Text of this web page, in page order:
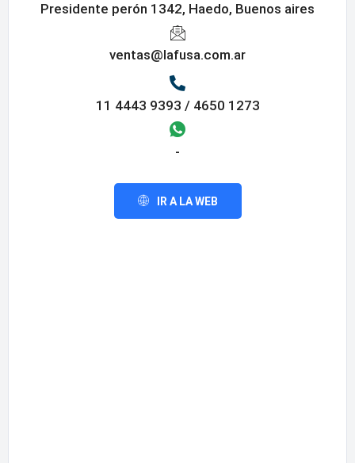
Presidente perón 1342, Haedo, Buenos aires
ventas@lafusa.com.ar
11 4443 9393 / 4650 1273
-
IR A LA WEB